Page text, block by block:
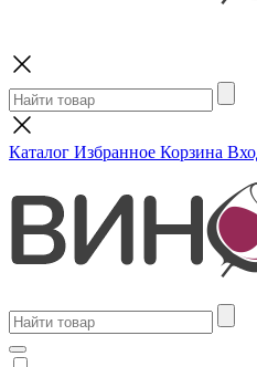
Каталог Избранное Корзина